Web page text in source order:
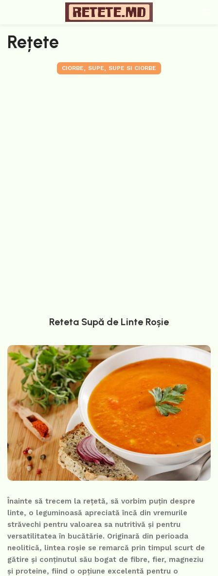
Rețete
CIORBE, SUPE, SUPE SI CIORBE
Reteta Supă de Linte Roșie
Înainte să trecem la rețetă, să vorbim puțin despre
linte, o leguminoasă apreciată încă din vremurile
străvechi pentru valoarea sa nutritivă și pentru
versatilitatea în bucătărie. Originară din perioada
neolitică, lintea roșie se remarcă prin timpul scurt de
gătire și conținutul său bogat de fibre, fier, magneziu
și proteine, fiind o opțiune excelentă pentru o